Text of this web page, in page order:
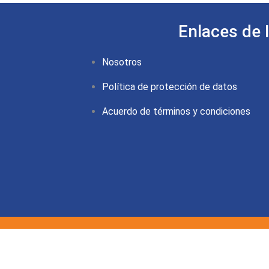
Enlaces de
Nosotros
Política de protección de datos
Acuerdo de términos y condiciones